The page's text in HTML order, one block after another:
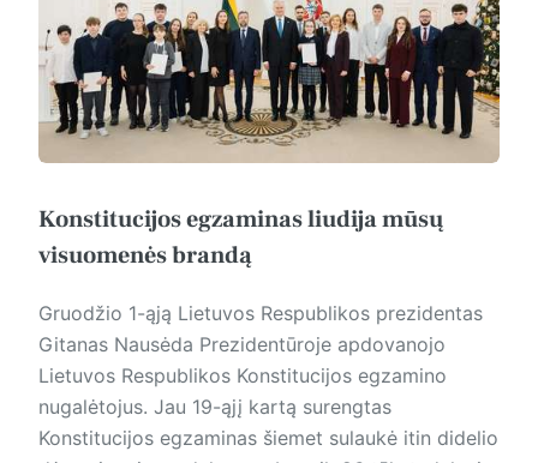
Konstitucijos egzaminas liudija mūsų
visuomenės brandą
Gruodžio 1-ąją Lietuvos Respublikos prezidentas
Gitanas Nausėda Prezidentūroje apdovanojo
Lietuvos Respublikos Konstitucijos egzamino
nugalėtojus. Jau 19-ąjį kartą surengtas
Konstitucijos egzaminas šiemet sulaukė itin didelio